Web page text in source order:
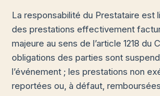
La responsabilité du Prestataire est
des prestations effectivement
majeure au sens de l’article 1218 du
obligations des parties sont
l’événement ; les prestations non
reportées ou, à défaut,